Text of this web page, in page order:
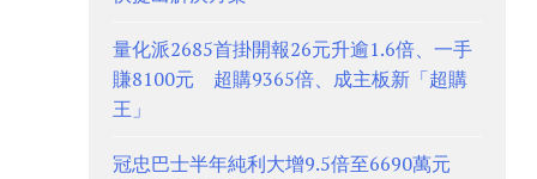
量化派2685首掛開報26元升逾1.6倍、一手
賺8100元 超購9365倍、成主板新「超購
王」
冠忠巴士半年純利大增9.5倍至6690萬元